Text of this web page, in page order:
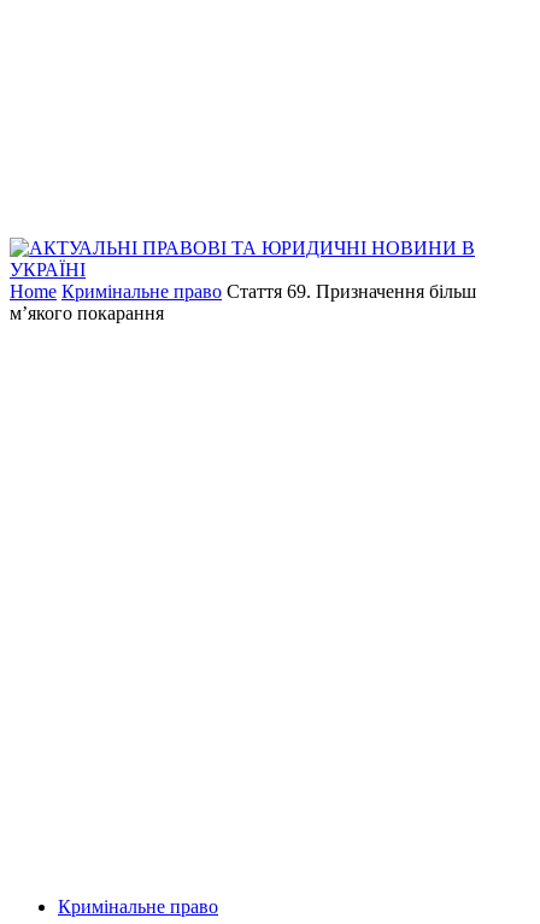
Home Кримінальне право Стаття 69. Призначення більш
м’якого покарання
Кримінальне право